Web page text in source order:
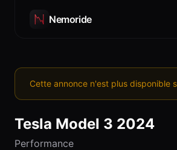
Nemoride
Cette annonce n'est plus disponible
Tesla Model 3 2024
Performance